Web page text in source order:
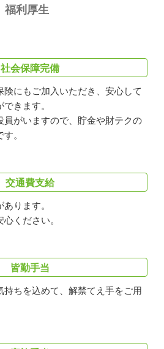
福利厚生
社会保障完備
にもご加入いただき、安心して
きます。
員がいますので、貯金や財テクの
。
交通費支給
ります。
ください。
皆勤手当
持ちを込めて、解禁てえ手をご用